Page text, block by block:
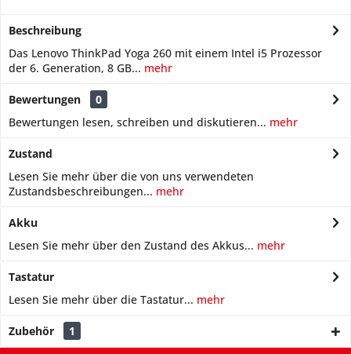
Beschreibung
Das Lenovo ThinkPad Yoga 260 mit einem Intel i5 Prozessor
der 6. Generation, 8 GB... mehr
Bewertungen
0
Bewertungen lesen, schreiben und diskutieren... mehr
Zustand
Lesen Sie mehr über die von uns verwendeten
Zustandsbeschreibungen... mehr
Akku
Lesen Sie mehr über den Zustand des Akkus... mehr
Tastatur
Lesen Sie mehr über die Tastatur... mehr
Zubehör 1